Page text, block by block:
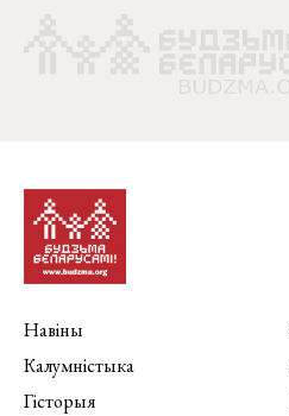
Навіны
Калумністыка
Гісторыя